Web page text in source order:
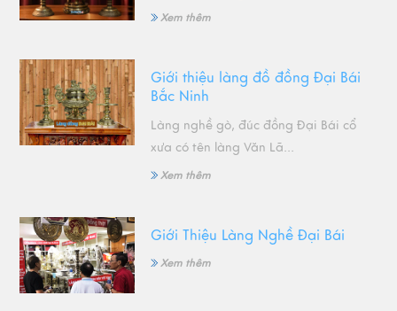
Xem thêm
Giới thiệu làng đồ đồng Đại Bái
Bắc Ninh
Làng nghề gò, đúc đồng Đại Bái cổ
xưa có tên làng Văn Lã...
Xem thêm
Giới Thiệu Làng Nghề Đại Bái
Xem thêm